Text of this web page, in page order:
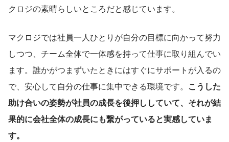
クロジの素晴らしいところだと感じています。
マクロジでは社員一人ひとりが自分の目標に向かって努力
しつつ、チーム全体で一体感を持って仕事に取り組んでい
ます。誰かがつまずいたときにはすぐにサポートが入るの
で、安心して自分の仕事に集中できる環境です。 こうした
助け合いの姿勢が社員の成長を後押ししていて、それが結
果的に会社全体の成長にも繋がっていると実感していま
す。